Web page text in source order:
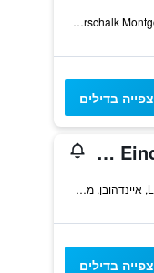
Veldmaarschalk Montgomerylaan1, איינדהובן, מחוז צפון בראבנט, הולנד
צפייה בדילים
Westcord Hotel Eindhoven
Lichttoren 22, איינדהובן, מחוז צפון בראבנט, הולנד
צפייה בדילים